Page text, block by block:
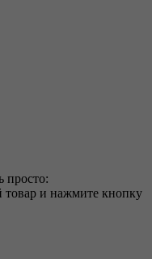
просто:
товар и нажмите кнопку